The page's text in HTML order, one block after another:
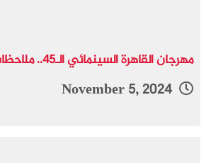
مهرجان القاهرة السينمائي الـ45.. ملاحظات وتساؤلات